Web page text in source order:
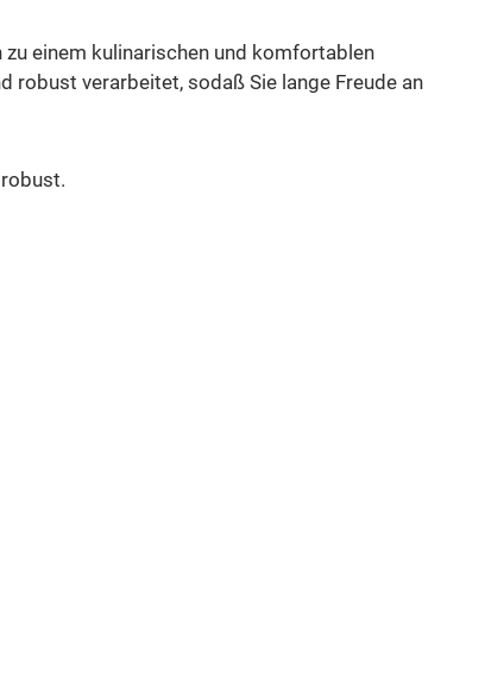
einem kulinarischen und komfortablen
robust verarbeitet, sodaß Sie lange Freude an